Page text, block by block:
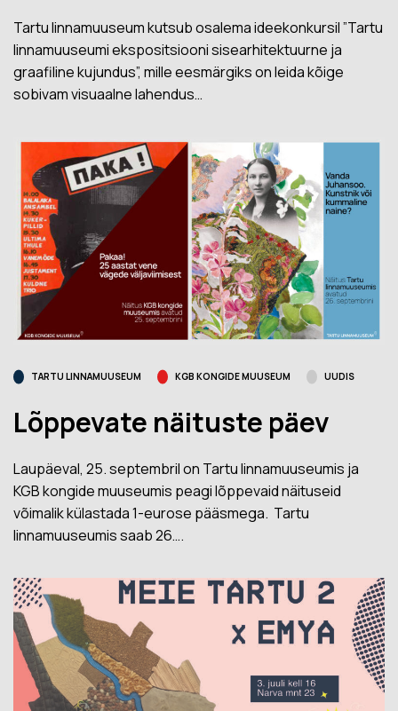
Tartu linnamuuseum kutsub osalema ideekonkursil ”Tartu
linnamuuseumi ekspositsiooni sisearhitektuurne ja
graafiline kujundus”, mille eesmärgiks on leida kõige
sobivam visuaalne lahendus…
TARTU LINNAMUUSEUM KGB KONGIDE MUUSEUM UUDIS
Lõppevate näituste päev
Laupäeval, 25. septembril on Tartu linnamuuseumis ja
KGB kongide muuseumis peagi lõppevaid näituseid
võimalik külastada 1-eurose pääsmega. Tartu
linnamuuseumis saab 26….